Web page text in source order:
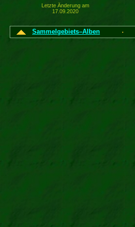
Letzte Änderung am
17.09.2020
Sammelgebiets–Alben ·